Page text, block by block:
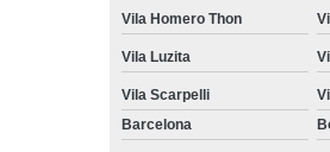
Vila Homero Thon
Vila Luzita
Vila Scarpelli
Barcelona